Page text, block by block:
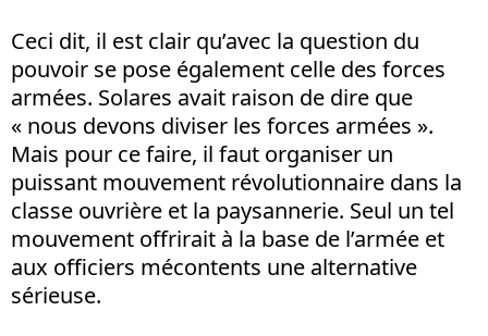
Ceci dit, il est clair qu’avec la question du
pouvoir se pose également celle des forces
armées. Solares avait raison de dire que
« nous devons diviser les forces armées ».
Mais pour ce faire, il faut organiser un
puissant mouvement révolutionnaire dans la
classe ouvrière et la paysannerie. Seul un tel
mouvement offrirait à la base de l’armée et
aux officiers mécontents une alternative
sérieuse.